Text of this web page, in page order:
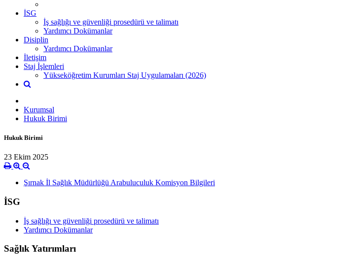
İSG
İş sağlığı ve güvenliği prosedürü ve talimatı
Yardımcı Dokümanlar
Disiplin
Yardımcı Dokümanlar
İletişim
Staj İşlemleri
Yükseköğretim Kurumları Staj Uygulamaları (2026)
Kurumsal
Hukuk Birimi
Hukuk Birimi
23 Ekim 2025
Şırnak İl Sağlık Müdürlüğü Arabuluculuk Komisyon Bilgileri
İSG
İş sağlığı ve güvenliği prosedürü ve talimatı
Yardımcı Dokümanlar
Sağlık Yatırımları